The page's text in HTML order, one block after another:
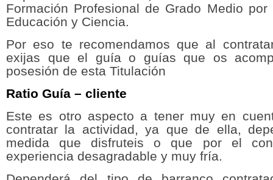
Formación Profesional de Grado Medio
Educación y Ciencia.
Por eso te recomendamos que al
exijas que el guía o guías que os
posesión de esta Titulación
Ratio Guía – cliente
Este es otro aspecto a tener muy en
contratar la actividad, ya que de ella,
medida que disfruteis o que por el
experiencia desagradable y muy fría.